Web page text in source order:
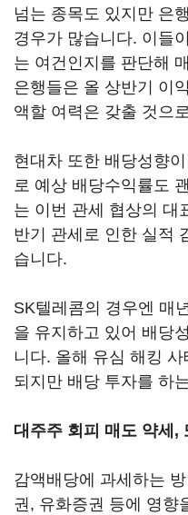
넘는 종목도 있지만 은
경우가 많습니다. 이들
는 여건인지를 판단해
은행들은 올 상반기 이
액할 여력은 갖출 것으
현대차 또한 배당성향
로 예상 배당수익률도
는 이번 관세 협상의 대
반기 관세로 인한 실적
습니다.
SK텔레콤의 경우엔 매
을 유지하고 있어 배당
니다. 올해 유심 해킹
되지만 배당 투자를 하
대주주 회피 매도 약세,
감액배당에 과세하는
권, 유화증권 등에 영향